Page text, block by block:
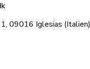
09016 Iglesias (Italien)